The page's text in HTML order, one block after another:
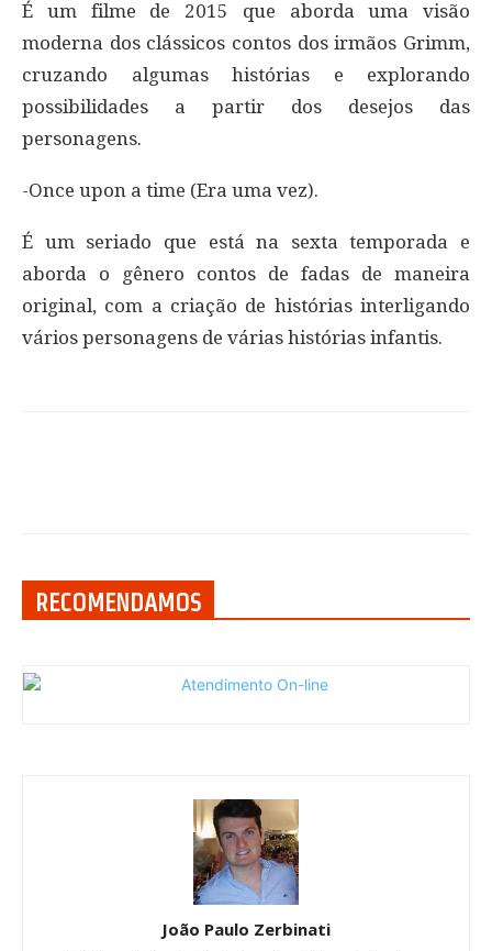
É um filme de 2015 que aborda uma visão
moderna dos clássicos contos dos irmãos Grimm,
cruzando algumas histórias e explorando
possibilidades a partir dos desejos das
personagens.
-Once upon a time (Era uma vez).
É um seriado que está na sexta temporada e
aborda o gênero contos de fadas de maneira
original, com a criação de histórias interligando
vários personagens de várias histórias infantis.
RECOMENDAMOS
João Paulo Zerbinati